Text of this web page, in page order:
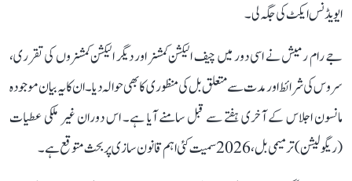
ایویڈنس ایکٹ کی جگہ لی۔
جے رام رمیش نے اسی دور میں چیف الیکشن کمشنر اور دیگر الیکشن کمشنروں کی تقرری،
سروس کی شرائط اور مدت سے متعلق بل کی منظوری کا بھی حوالہ دیا۔ ان کا یہ بیان موجودہ
مانسون اجلاس کے آخری ہفتے سے قبل سامنے آیا ہے۔ اس دوران غیر ملکی عطیات
(ریگولیشن) ترمیمی بل، 2026 سمیت کئی اہم قانون سازی پر بحث متوقع ہے۔